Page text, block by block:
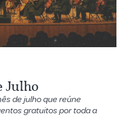
Julho
de julho que reúne